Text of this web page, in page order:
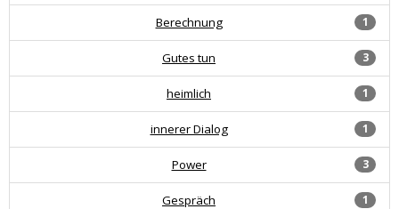
1
Berechnung
3
Gutes tun
1
heimlich
1
innerer Dialog
3
Power
1
Gespräch